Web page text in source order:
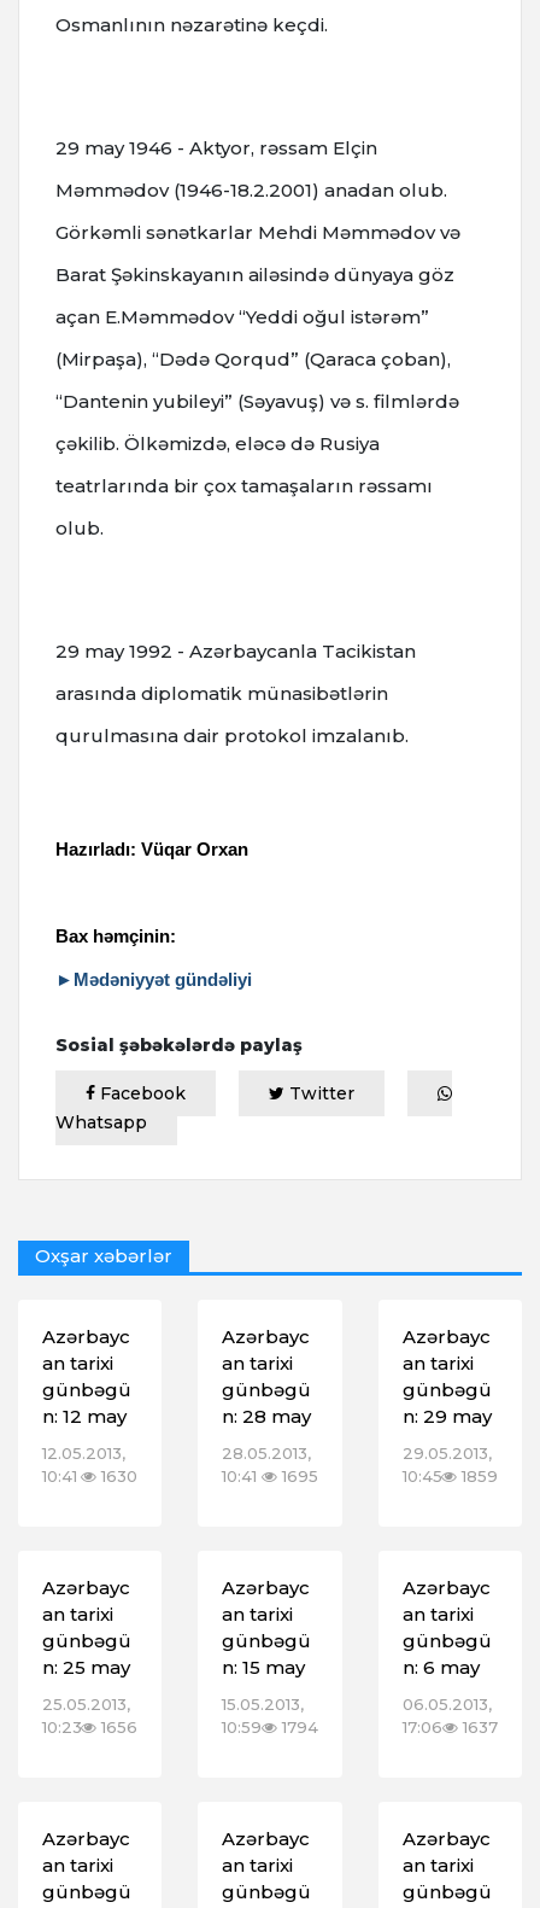
Osmanlının nəzarətinə keçdi.
29 may 1946 - Aktyor, rəssam Elçin
Məmmədov (1946-18.2.2001) anadan olub.
Görkəmli sənətkarlar Mehdi Məmmədov və
Barat Şəkinskayanın ailəsində dünyaya göz
açan E.Məmmədov “Yeddi oğul istərəm”
(Mirpaşa), “Dədə Qorqud” (Qaraca çoban),
“Dantenin yubileyi” (Səyavuş) və s. filmlərdə
çəkilib. Ölkəmizdə, eləcə də Rusiya
teatrlarında bir çox tamaşaların rəssamı
olub.
29 may 1992 - Azərbaycanla Tacikistan
arasında diplomatik münasibətlərin
qurulmasına dair protokol imzalanıb.
Hazırladı: Vüqar Orxan
Bax həmçinin:
►Mədəniyyət gündəliyi
Sosial şəbəkələrdə paylaş
Facebook
Twitter
Whatsapp
Oxşar xəbərlər
Azərbayc
an tarixi
günbəgü
n: 12 may
12.05.2013,
10:41
1630
Azərbayc
an tarixi
günbəgü
n: 28 may
28.05.2013,
10:41
1695
Azərbayc
an tarixi
günbəgü
n: 29 may
29.05.2013,
10:45
1859
Azərbayc
an tarixi
günbəgü
n: 25 may
25.05.2013,
10:23
1656
Azərbayc
an tarixi
günbəgü
n: 15 may
15.05.2013,
10:59
1794
Azərbayc
an tarixi
günbəgü
n: 6 may
06.05.2013,
17:06
1637
Azərbayc
an tarixi
günbəgü
Azərbayc
an tarixi
günbəgü
Azərbayc
an tarixi
günbəgü